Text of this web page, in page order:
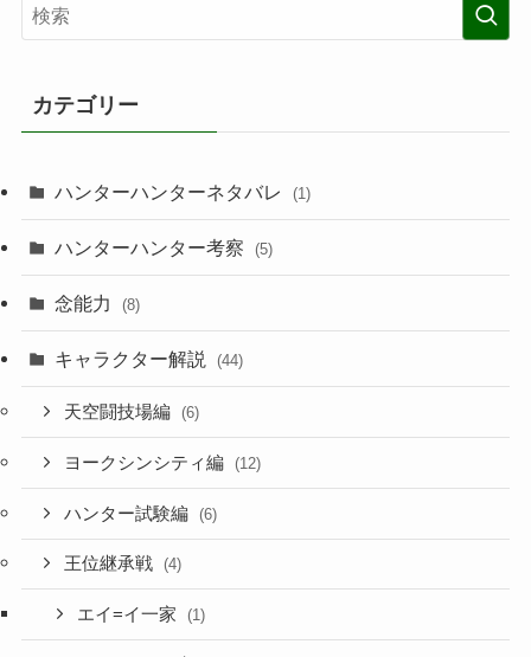
カテゴリー
ハンターハンターネタバレ (1)
ハンターハンター考察 (5)
念能力 (8)
キャラクター解説 (44)
天空闘技場編 (6)
ヨークシンシティ編 (12)
ハンター試験編 (6)
王位継承戦 (4)
エイ=イ一家 (1)